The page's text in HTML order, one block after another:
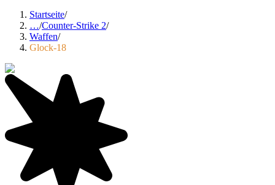
Startseite/
…/Counter-Strike 2/
Waffen/
Glock-18